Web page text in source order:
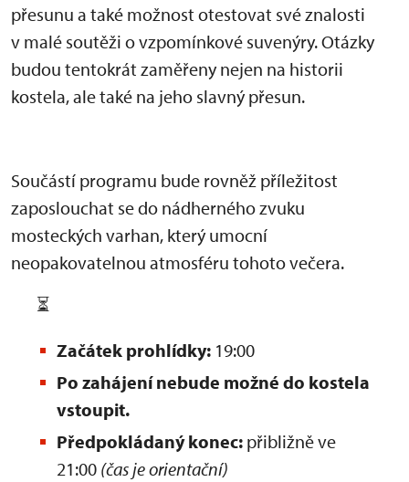
přesunu a také možnost otestovat své znalosti
v malé soutěži o vzpomínkové suvenýry. Otázky
budou tentokrát zaměřeny nejen na historii
kostela, ale také na jeho slavný přesun.
Součástí programu bude rovněž příležitost
zaposlouchat se do nádherného zvuku
mosteckých varhan, který umocní
neopakovatelnou atmosféru tohoto večera.
⏳
Začátek prohlídky: 19:00
Po zahájení nebude možné do kostela
vstoupit.
Předpokládaný konec: přibližně ve
21:00 (čas je orientační)